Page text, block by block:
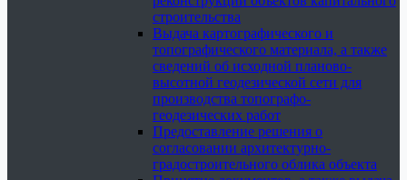
строительства
Выдача картографического и
топографического материала, а также
сведений об исходной планово-
высотной геодезической сети для
производства топографо-
геодезических работ
Предоставление решения о
согласовании архитектурно-
градостроительного облика объекта